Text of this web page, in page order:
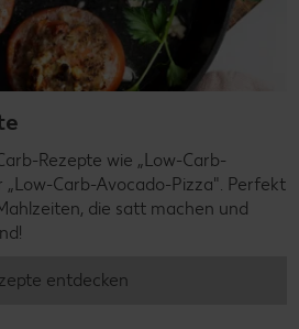
Rezepte wie „Low-Carb-
„Low-Carb-Avocado-Pizza". Perfekt
die satt machen und
entdecken